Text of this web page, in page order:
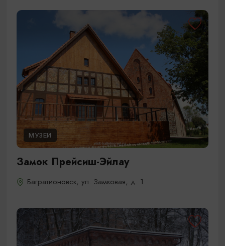
МУЗЕИ
Замок Прейсиш-Эйлау
Багратионовск, ул. Замковая, д. 1